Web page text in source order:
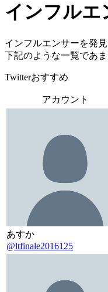
インフルエ
インフルエンサーを発
下記のような一覧であ
Twitterおすすめ
アカウント
あすか
@ltfinale2016125